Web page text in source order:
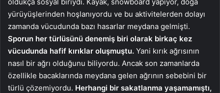
yürüyüşlerinden hoşlanıyordu ve bu aktivitelerden dolayı
zamanda vücudunda bazı hasarlar meydana gelmişti.
Sporun her türlüsünü denemiş biri olarak birkaç kez
vücudunda hafif kırıklar oluşmuştu. Yani kırık ağrısının
nasıl bir ağrı olduğunu biliyordu. Ancak son zamanlarda
özellikle bacaklarında meydana gelen ağrının sebebini bir
türlü çözemiyordu. Herhangi bir sakatlanma yaşamamıştı,